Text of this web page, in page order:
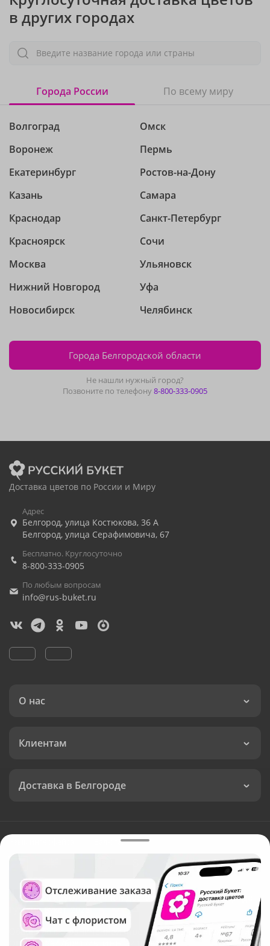
в других городах
Введите название города или страны
Города России По всему миру
Волгоград
Воронеж
Екатеринбург
Казань
Краснодар
Красноярск
Москва
Нижний Новгород
Новосибирск
Омск
Пермь
Ростов-на-Дону
Самара
Санкт-Петербург
Сочи
Ульяновск
Уфа
Челябинск
Города Белгородской области
Не нашли нужный город?
Позвоните по телефону8-800-333-0905
Доставка цветов по России и Миру
Адрес
Белгород, улица Костюкова, 36 А
Белгород, улица Серафимовича, 67
Бесплатно. Круглосуточно
8-800-333-0905
По любым вопросам
info@rus-buket.ru
О нас
Клиентам
Доставка в Белгороде
Валюта:
Служба круглосуточной доставки цветов в Белгороде
Русский Букет, 2026
Общество с ограниченной ответственностью «Технология»
ОГРН: 1195476081745, ИНН: 5410081997